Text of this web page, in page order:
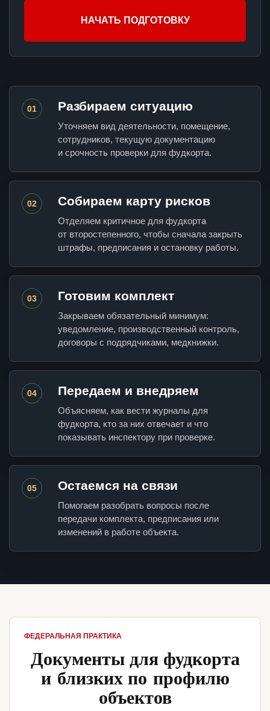
НАЧАТЬ ПОДГОТОВКУ
01 Разбираем ситуацию
Уточняем вид деятельности, помещение,
сотрудников, текущую документацию
и срочность проверки для фудкорта.
02 Собираем карту рисков
Отделяем критичное для фудкорта
от второстепенного, чтобы сначала закрыть
штрафы, предписания и остановку работы.
03 Готовим комплект
Закрываем обязательный минимум:
уведомление, производственный контроль,
договоры с подрядчиками, медкнижки.
04 Передаем и внедряем
Объясняем, как вести журналы для
фудкорта, кто за них отвечает и что
показывать инспектору при проверке.
05 Остаемся на связи
Помогаем разобрать вопросы после
передачи комплекта, предписания или
изменений в работе объекта.
ФЕДЕРАЛЬНАЯ ПРАКТИКА
Документы для фудкорта
и близких по профилю
объектов